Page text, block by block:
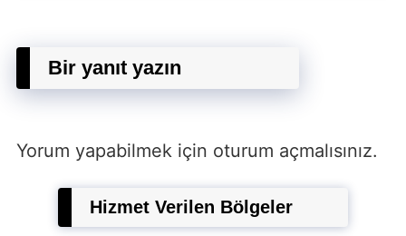
Bir yanıt yazın
Yorum yapabilmek için oturum açmalısınız.
Hizmet Verilen Bölgeler